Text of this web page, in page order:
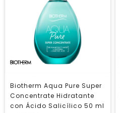
Biotherm Aqua Pure Super
Concentrate Hidratante
con Ácido Salicílico 50 ml